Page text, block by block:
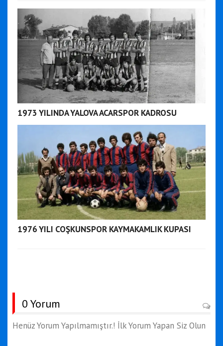
1973 YILINDA YALOVA ACARSPOR KADROSU
1976 YILI COŞKUNSPOR KAYMAKAMLIK KUPASI
0 Yorum
Henüz Yorum Yapılmamıştır.! İlk Yorum Yapan Siz Olun